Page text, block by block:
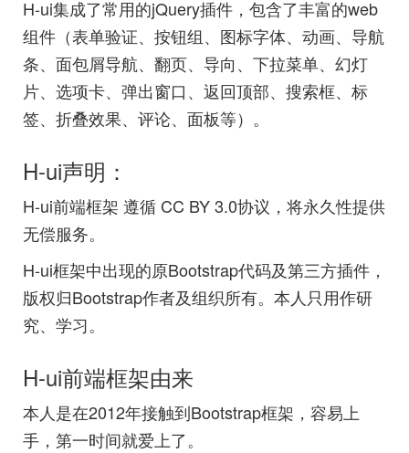
H-ui集成了常用的jQuery插件，包含了丰富的web
组件（表单验证、按钮组、图标字体、动画、导航
条、面包屑导航、翻页、导向、下拉菜单、幻灯
片、选项卡、弹出窗口、返回顶部、搜索框、标
签、折叠效果、评论、面板等）。
H-ui声明：
H-ui前端框架 遵循 CC BY 3.0协议，将永久性提供
无偿服务。
H-ui框架中出现的原Bootstrap代码及第三方插件，
版权归Bootstrap作者及组织所有。本人只用作研
究、学习。
H-ui前端框架由来
本人是在2012年接触到Bootstrap框架，容易上
手，第一时间就爱上了。